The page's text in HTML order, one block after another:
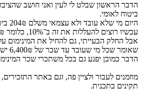
הדבר הראשון שבלט לי לעין ואני חושב
ביטוח לאומי.
היום מי שלא עובד ולא עצמאי משלם 204₪ ביטוח לאומי.
עכשיו רוצים להעללות את זה ב־10%, כלומר 224₪.
אבל החלק הבעייתי, גם להחיל את המינימום
שאומר שכל מי שעובד עד שכר של 6,400₪ ישלם אותו סכום של 224₪.
הדבר כמובן יפגע גם בכל משתכרי שכר
מוזמנים לעבור ולציין פה, וגם באתר
תקינים בתכנית.